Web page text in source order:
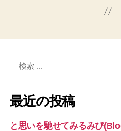
象:
最近の投稿
と思いを馳せてみるみぴ